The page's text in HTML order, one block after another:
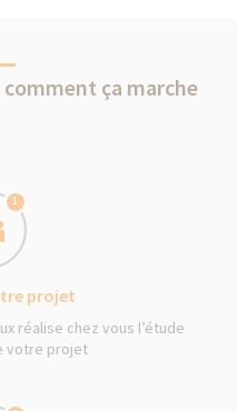
comment ça marche
1
projet
réalise chez vous l’étude
votre projet